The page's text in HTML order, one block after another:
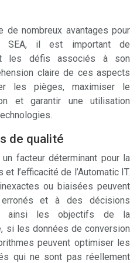
de nombreux avantages pour
SEA, il est important de
les défis associés à son
claire de ces aspects
les pièges, maximiser le
et garantir une utilisation
de qualité
facteur déterminant pour la
l’efficacité de l’Automatic IT.
ou biaisées peuvent
et à des décisions
ainsi les objectifs de la
si les données de conversion
peuvent optimiser les
qui ne sont pas réellement